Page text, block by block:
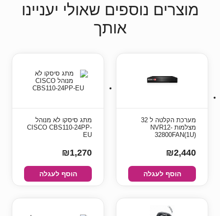
מוצרים נוספים שאולי יעניינו
אותך
מערכת הקלטה ל 32
מצלמות NVR12-
32800FAN(1U)
₪2,440
הוסף לעגלה
מתג סיסקו לא מנוהל
CISCO CBS110-24PP-
EU
₪1,270
הוסף לעגלה